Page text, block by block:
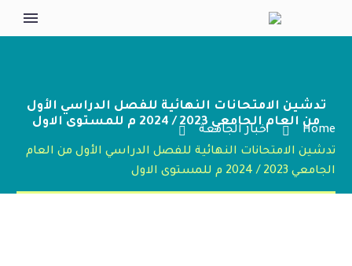
تدشين الامتحانات النهائية للفصل الدراسي الأول
من العام الجامعي 2023 / 2024 م للمستوى الاول
Home
أخبار الجامعة
تدشين الامتحانات النهائية للفصل الدراسي الأول من العام
الجامعي 2023 / 2024 م للمستوى الاول